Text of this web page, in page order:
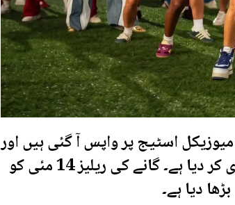
اسٹیج پر واپس آ گئی ہیں اور
انہوں نے ورلڈکپ 2026 کے لیے نیا آفیشل ترانہ ’ڈائے ڈائے‘ جاری کر دیا ہے۔ گانے کی ریلیز 14 مئی کو
دیا ہے۔